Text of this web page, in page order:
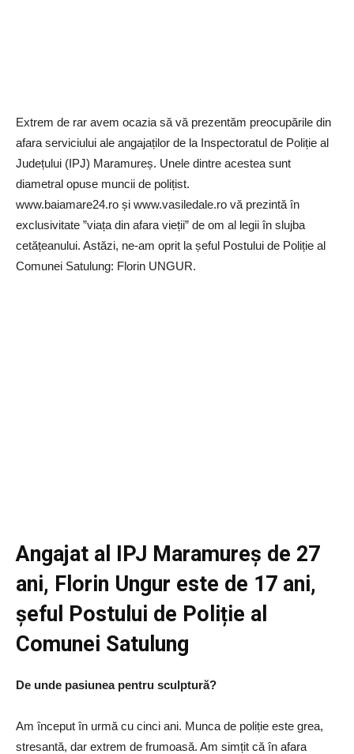
Extrem de rar avem ocazia să vă prezentăm preocupările din
afara serviciului ale angajaților de la Inspectoratul de Poliție al
Județului (IPJ) Maramureș. Unele dintre acestea sunt
diametral opuse muncii de polițist.
www.baiamare24.ro și www.vasiledale.ro vă prezintă în
exclusivitate ”viața din afara vieții” de om al legii în slujba
cetățeanului. Astăzi, ne-am oprit la șeful Postului de Poliție al
Comunei Satulung: Florin UNGUR.
Angajat al IPJ Maramureș de 27
ani, Florin Ungur este de 17 ani,
șeful Postului de Poliție al
Comunei Satulung
De unde pasiunea pentru sculptură?
Am început în urmă cu cinci ani. Munca de poliție este grea,
stresantă, dar extrem de frumoasă. Am simțit că în afara